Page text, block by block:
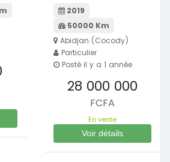
2019
50000 Km
Abidjan (Cocody)
Particulier
Posté il y a 1 année
28 000 000
FCFA
En vente
Voir détails